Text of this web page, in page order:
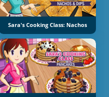
Sara's Cooking Class: Nachos